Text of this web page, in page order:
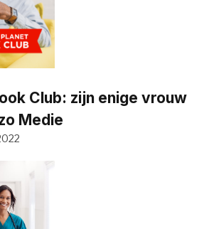
Club: zijn enige vrouw
Medie